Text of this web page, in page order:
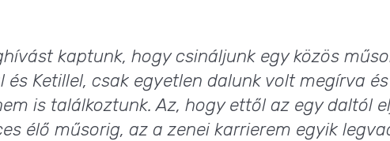
kaptunk, hogy csináljunk egy közös
és Ketillel, csak egyetlen dalunk volt megírva
is találkoztunk. Az, hogy ettől az egy daltól
élő műsorig, az a zenei karrierem egyik